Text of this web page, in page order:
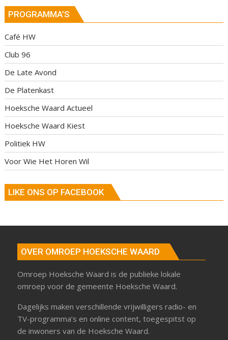
PROGRAMMA’S
Café HW
Club 96
De Late Avond
De Platenkast
Hoeksche Waard Actueel
Hoeksche Waard Kiest
Politiek HW
Voor Wie Het Horen Wil
LIKE ONS OP FACEBOOK
OVER OMROEP HOEKSCHE WAARD
Omroep Hoeksche Waard is de publieke lokale
omroep voor de gemeente Hoeksche Waard.
Dagelijks maken verschillende vrijwilligers radio- en
TV-programma’s en online content, toegespitst op
de inwoners van de Hoeksche Waard.